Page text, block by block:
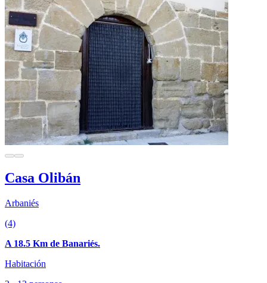
Casa Olibán
Arbaniés
(4)
A 18.5 Km de Banariés.
Habitación